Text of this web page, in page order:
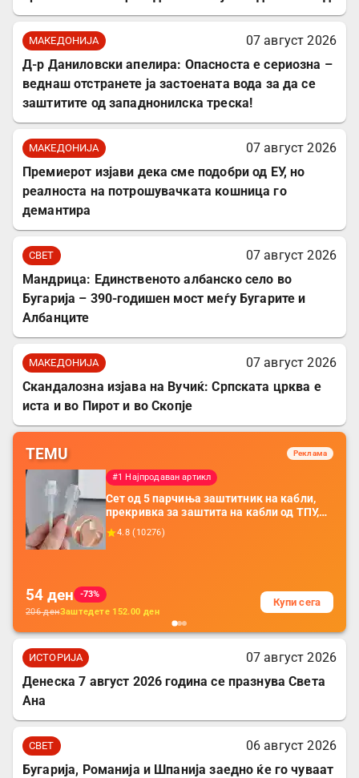
МАКЕДОНИЈА
07 август 2026
Д-р Даниловски апелира: Опасноста е сериозна –
веднаш отстранете ја застоената вода за да се
заштитите од западнонилска треска!
МАКЕДОНИЈА
07 август 2026
Премиерот изјави дека сме подобри од ЕУ, но
реалноста на потрошувачката кошница го
демантира
СВЕТ
07 август 2026
Мандрица: Единственото албанско село во
Бугарија – 390-годишен мост меѓу Бугарите и
Албанците
МАКЕДОНИЈА
07 август 2026
Скандалозна изјава на Вучиќ: Српската црква е
иста и во Пирот и во Скопје
TEMU Реклама
#1 Најпродаван артикл
Сет од 5 парчиња заштитник на кабли,
прекривка за заштита на кабли од ТПУ,
додатоци за заштита на кабли, без
батерија, за мобилни телефони, комплет
4.8 (10276)
54 ден
-73%
206денЗаштедете 152.00 ден
Купи сега
ИСТОРИЈА
07 август 2026
Денеска 7 август 2026 година се празнува Света
Ана
СВЕТ
06 август 2026
Бугарија, Романија и Шпанија заедно ќе го чуваат